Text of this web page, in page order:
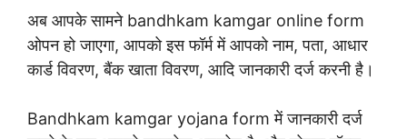
अब आपके सामने bandhkam kamgar online form
ओपन हो जाएगा, आपको इस फॉर्म में आपको नाम, पता, आधार
कार्ड विवरण, बैंक खाता विवरण, आदि जानकारी दर्ज करनी है।
Bandhkam kamgar yojana form में जानकारी दर्ज